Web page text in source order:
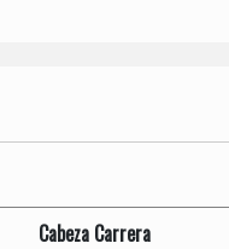
Cabeza Carrera